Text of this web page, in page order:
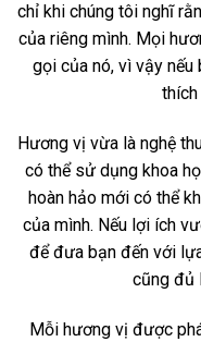
chỉ khi chúng tôi nghĩ
của riêng mình. Mọi
gọi của nó, vì vậy
thích
Hương vị vừa là nghệ
có thể sử dụng khoa
hoàn hảo mới có thể
của mình. Nếu lợi ích
để đưa bạn đến với
cũng đủ
Mỗi hương vị được